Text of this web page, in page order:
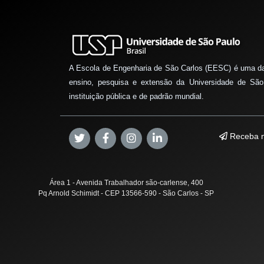
A Escola de Engenharia de São Carlos (EESC) é uma
ensino, pesquisa e extensão da Universidade de
instituição pública e de padrão mundial.
Receba
Área 1 - Avenida Trabalhador são-carlense, 400
Pq Arnold Schimidt - CEP 13566-590 - São Carlos - SP